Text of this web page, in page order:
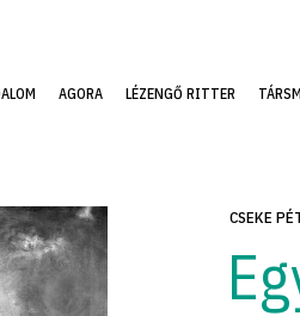
AGORA LÉZENGŐ RITTER
CSEKE